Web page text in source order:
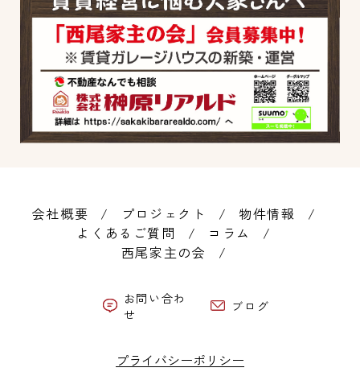
会社概要 プロジェクト
物件情報
よくあるご質問
コラム
西尾家主の会
お問い合わ
せ
ブログ
プライバシーポリシー